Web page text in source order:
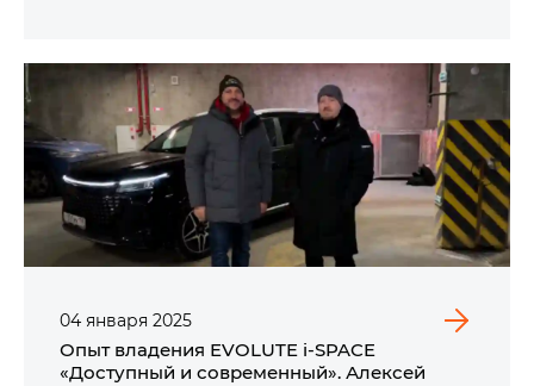
04 января 2025
Опыт владения EVOLUTE i‑SPACE
«Доступный и современный». Алексей